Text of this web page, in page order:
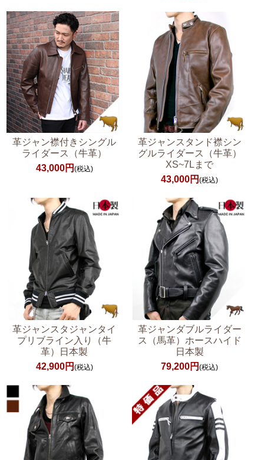
革ジャン襟付きシングル
ライダース（牛革）
43,000円 (税込)
革ジャンスタンド襟シン
グルライダース（牛革）
XS~7Lまで
43,000円(税込)
革ジャンスタジャンタイ
プリブライン入り（牛
革）日本製
42,900円 (税込)
革ジャンダブルライダー
ス（馬革）ホースハイド
日本製
79,200円(税込)